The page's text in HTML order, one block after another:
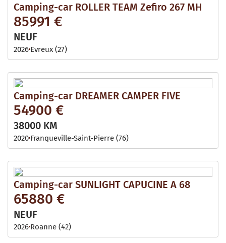
Camping-car ROLLER TEAM Zefiro 267 MH
85991 €
NEUF
2026 Evreux (27)
Camping-car DREAMER CAMPER FIVE
54900 €
38000 KM
2020 Franqueville-Saint-Pierre (76)
Camping-car SUNLIGHT CAPUCINE A 68
65880 €
NEUF
2026 Roanne (42)